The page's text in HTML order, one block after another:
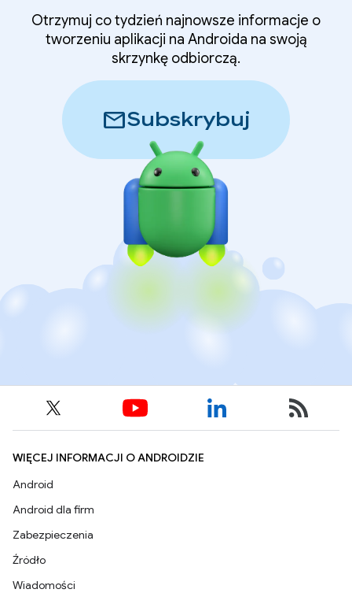
Otrzymuj co tydzień najnowsze informacje o
tworzeniu aplikacji na Androida na swoją
skrzynkę odbiorczą.
mailSubskrybuj
WIĘCEJ INFORMACJI O ANDROIDZIE
Android
Android dla firm
Zabezpieczenia
Źródło
Wiadomości